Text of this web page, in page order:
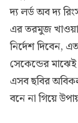
দ্য লর্ড অব দ্য
এর তরমুজ
নির্দেশ
সেকেন্ডের
এসব ছবির
বনে না গিয়ে